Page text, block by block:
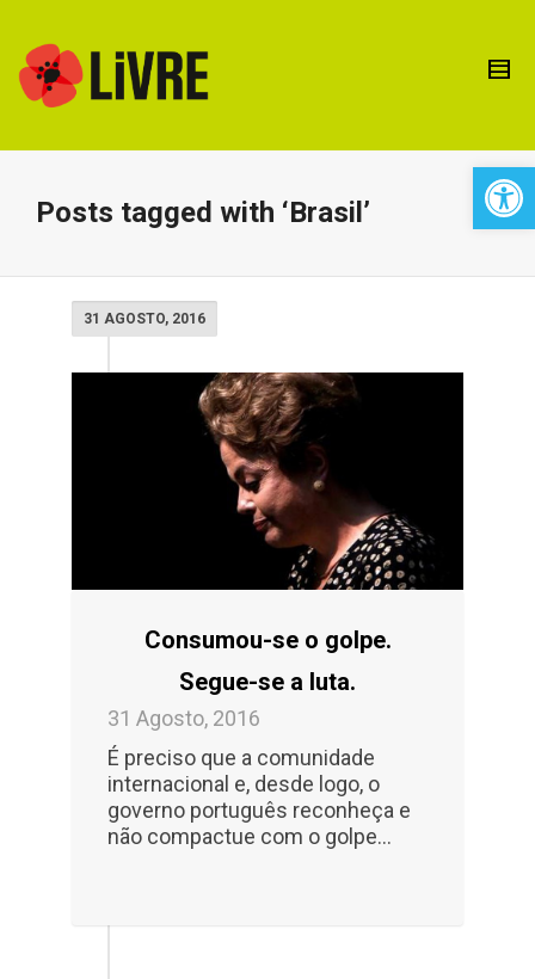
Posts tagged with ‘Brasil’
31 AGOSTO, 2016
Consumou-se o golpe.
Segue-se a luta.
31 Agosto, 2016
É preciso que a comunidade
internacional e, desde logo, o
governo português reconheça e
não compactue com o golpe…